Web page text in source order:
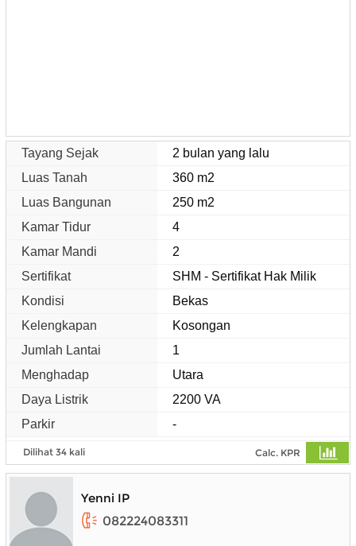
Tayang Sejak
2 bulan yang lalu
Luas Tanah
360 m2
Luas Bangunan
250 m2
Kamar Tidur
4
Kamar Mandi
2
Sertifikat
SHM - Sertifikat Hak Milik
Kondisi
Bekas
Kelengkapan
Kosongan
Jumlah Lantai
1
Menghadap
Utara
Daya Listrik
2200 VA
Parkir
-
Dilihat 34 kali Calc. KPR
Yenni IP
082224083311